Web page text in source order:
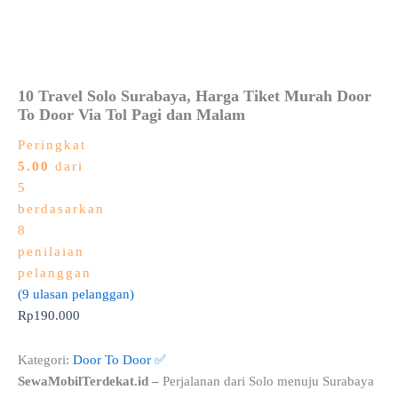
10 Travel Solo Surabaya, Harga Tiket Murah Door
To Door Via Tol Pagi dan Malam
Peringkat
5.00 dari
5
berdasarkan
8
penilaian
pelanggan
(9 ulasan pelanggan)
Rp190.000
Kategori: Door To Door ✅
SewaMobilTerdekat.id – Perjalanan dari Solo menuju Surabaya